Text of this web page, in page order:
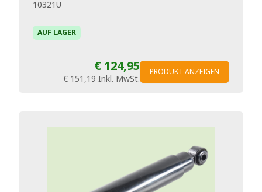
10321U
AUF LAGER
€ 124,95
€ 151,19 Inkl. MwSt.
PRODUKT ANZEIGEN